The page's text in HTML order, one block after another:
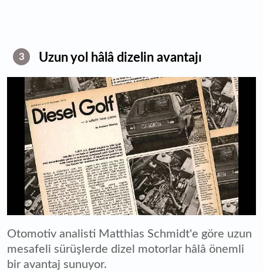
3 Uzun yol hâlâ dizelin avantajı
Otomotiv analisti Matthias Schmidt'e göre uzun
mesafeli sürüşlerde dizel motorlar hâlâ önemli
bir avantaj sunuyor.